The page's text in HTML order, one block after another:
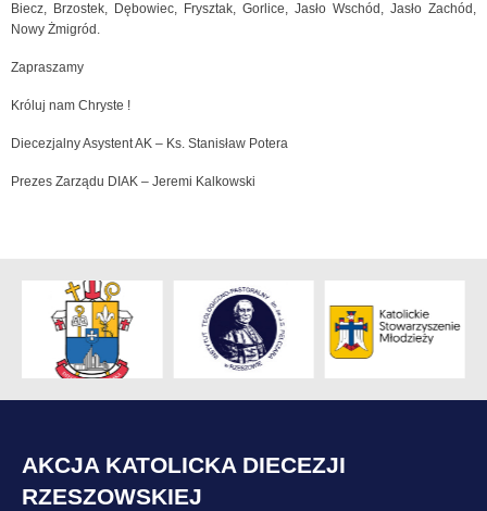
Biecz, Brzostek, Dębowiec, Frysztak, Gorlice, Jasło Wschód, Jasło Zachód,
Nowy Żmigród.
Zapraszamy
Króluj nam Chryste !
Diecezjalny Asystent AK – Ks. Stanisław Potera
Prezes Zarządu DIAK – Jeremi Kalkowski
AKCJA KATOLICKA DIECEZJI
RZESZOWSKIEJ